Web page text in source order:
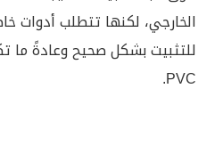
الخارجي، لكنها تتطلب أدوات
للتثبيت بشكل صحيح وعادةً ما
PVC.